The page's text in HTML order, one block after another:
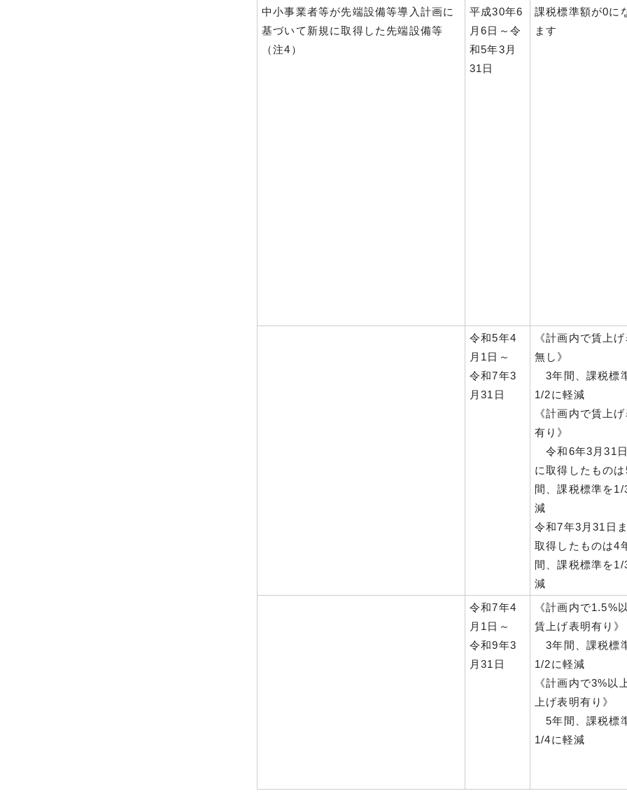
中小事業者等が先端設備等導入計画に
基づいて新規に取得した先端設備等
（注4）
平成30年6
月6日～令
和5年3月
31日
課税標準額が0に
ます
令和5年4
月1日～
令和7年3
月31日
《計画内で賃上
無し》
3年間、課税標
1/2に軽減
《計画内で賃上
有り》
令和6年3月31
に取得したもの
間、課税標準を1/
減
令和7年3月31日
取得したものは4
間、課税標準を1/
減
令和7年4
月1日～
令和9年3
月31日
《計画内で1.5%
賃上げ表明有り》
3年間、課税標
1/2に軽減
《計画内で3%以
上げ表明有り》
5年間、課税標
1/4に軽減